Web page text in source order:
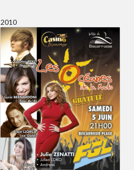
2010